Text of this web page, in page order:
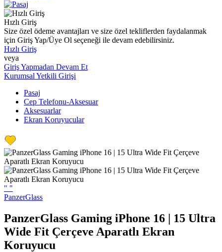
Hızlı Giriş
Size özel ödeme avantajları ve size özel tekliflerden faydalanmak
için Giriş Yap/Üye Ol seçeneği ile devam edebilirsiniz.
Hızlı Giriş
veya
Giriş Yapmadan Devam Et
Kurumsal Yetkili Girişi
Pasaj
Cep Telefonu-Aksesuar
Aksesuarlar
Ekran Koruyucular
" "
PanzerGlass
PanzerGlass Gaming iPhone 16 | 15 Ultra
Wide Fit Çerçeve Aparatlı Ekran
Koruyucu